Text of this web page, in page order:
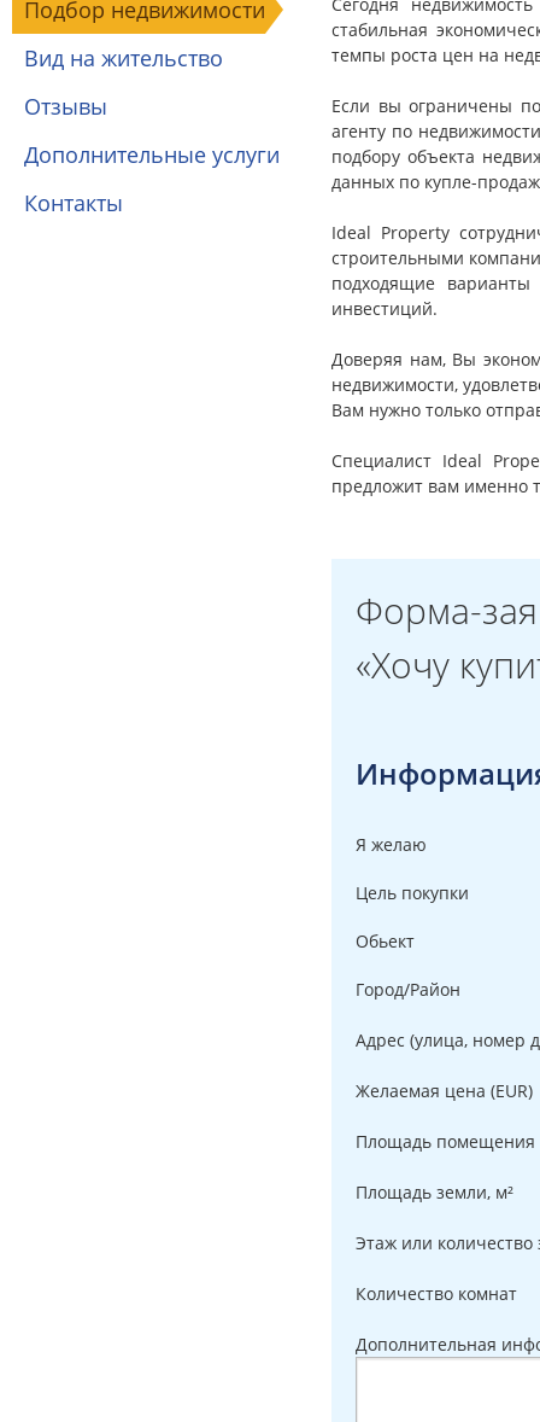
Подбор недвижимости
Вид на жительство
Отзывы
Дополнительные услуги
Контакты
стабильная
темпы роста цен на
Если вы ограничены
агенту по
подбору объекта
данных по купле-
Ideal Property
строительными
подходящие
инвестиций.
Доверяя нам, Вы
недвижимости,
Вам нужно только
Специалист Ideal
предложит вам именно
Форма-
«Хочу
Я желаю
Цель покупки
Обьект
Город/Район
Адрес (улица, номер
Желаемая цена (EUR)
Площадь помещения
Площадь земли, м²
Этаж или количество
Количество комнат
Дополнительная